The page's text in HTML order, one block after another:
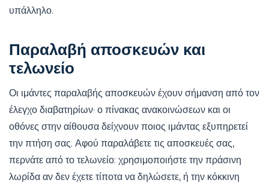
υπάλληλο.
Παραλαβή αποσκευών και
τελωνείο
Οι ιμάντες παραλαβής αποσκευών έχουν σήμανση από τον
έλεγχο διαβατηρίων· ο πίνακας ανακοινώσεων και οι
οθόνες στην αίθουσα δείχνουν ποιος ιμάντας εξυπηρετεί
την πτήση σας. Αφού παραλάβετε τις αποσκευές σας,
περνάτε από το τελωνείο: χρησιμοποιήστε την πράσινη
λωρίδα αν δεν έχετε τίποτα να δηλώσετε, ή την κόκκινη